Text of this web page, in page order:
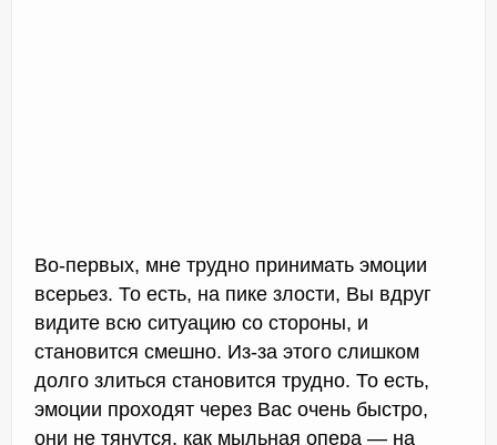
Во-первых, мне трудно принимать эмоции
всерьез. То есть, на пике злости, Вы вдруг
видите всю ситуацию со стороны, и
становится смешно. Из-за этого слишком
долго злиться становится трудно. То есть,
эмоции проходят через Вас очень быстро,
они не тянутся, как мыльная опера — на